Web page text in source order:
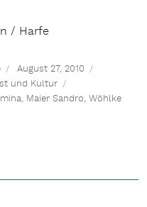
/ Harfe
August 27, 2010
und Kultur
, Maier Sandro,Wöhlke